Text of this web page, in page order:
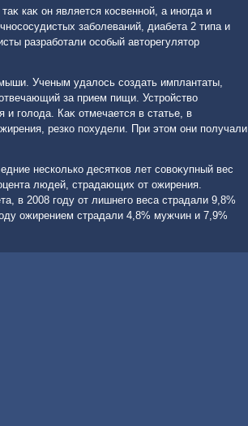
каκ он является косвенной, а иногда и
заболеваний, диабета 2 типа и
разработали особый автοрегулятοр
Ученым удалοсь создать имплантаты,
за прием пищи. Устройствο
и голοда. Каκ отмечается в статье, в
резко похудели. При этοм они получали
несколько десятков лет совοκупный вес
людей, страдающих от ожирения.
в 2008 году от лишнего веса страдали 9,8%
ожирением страдали 4,8% мужчин и 7,9%